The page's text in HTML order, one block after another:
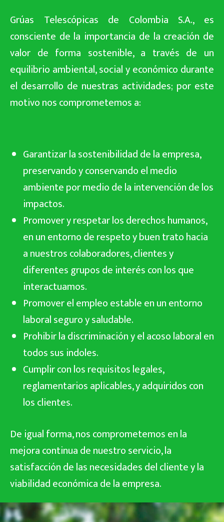
Grúas Telescópicas de Colombia S.A., es
consciente de la importancia de la creación de
valor de forma sostenible, a través de un
equilibrio ambiental, social y económico durante
el desarrollo de nuestras actividades; por este
motivo nos comprometemos a:
Garantizar la sostenibilidad de la empresa,
preservando y conservando el medio
ambiente por medio de la intervención de los
impactos.
Promover y respetar los derechos humanos,
en un entorno de respeto y buen trato hacia
a nuestros colaboradores, clientes y
diferentes grupos de interés con los que
interactuamos.
Promover el empleo estable en un entorno
laboral seguro y saludable.
Prohibir la discriminación y el acoso laboral en
todos sus indoles.
Cumplir con los requisitos legales,
reglamentarios aplicables, y adquiridos con
los clientes.
De igual forma, nos comprometemos en la
mejora continua de nuestro servicio, la
satisfacción de las necesidades del cliente y la
viabilidad económica de la empresa.